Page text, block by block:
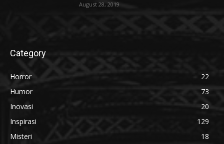
August 28, 2019
Category
Horror
22
Humor
73
Inovasi
20
Inspirasi
129
Misteri
18